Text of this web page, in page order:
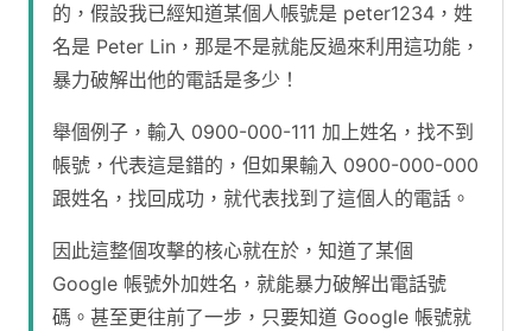
的，假設我已經知道某個人帳號是 peter1234，姓
名是 Peter Lin，那是不是就能反過來利用這功能，
暴力破解出他的電話是多少！
舉個例子，輸入 0900-000-111 加上姓名，找不到
帳號，代表這是錯的，但如果輸入 0900-000-000
跟姓名，找回成功，就代表找到了這個人的電話。
因此這整個攻擊的核心就在於，知道了某個
Google 帳號外加姓名，就能暴力破解出電話號
碼。甚至更往前了一步，只要知道 Google 帳號就